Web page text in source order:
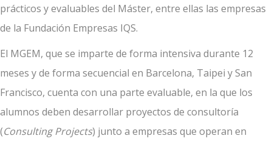
prácticos y evaluables del Máster, entre ellas las empresas
de la Fundación Empresas IQS.
El MGEM, que se imparte de forma intensiva durante 12
meses y de forma secuencial en Barcelona, Taipei y San
Francisco, cuenta con una parte evaluable, en la que los
alumnos deben desarrollar proyectos de consultoría
(Consulting Projects) junto a empresas que operan en